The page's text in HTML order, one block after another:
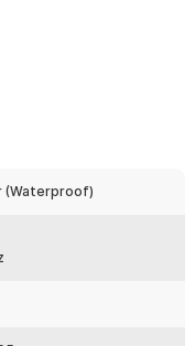
antena untuk
seperti TVRI, RCTI,
untuk mencari arah
amplifier untuk
128 km.
(Waterproof)